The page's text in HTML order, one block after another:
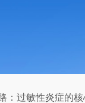
：过敏性炎症的